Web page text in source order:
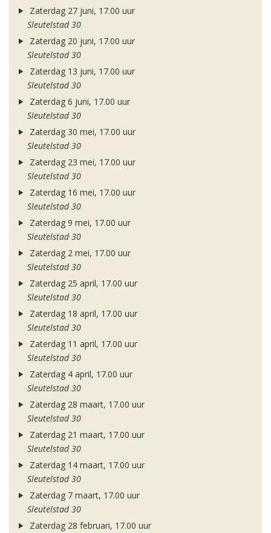
Zaterdag 27 juni, 17.00 uur
Sleutelstad 30
Zaterdag 20 juni, 17.00 uur
Sleutelstad 30
Zaterdag 13 juni, 17.00 uur
Sleutelstad 30
Zaterdag 6 juni, 17.00 uur
Sleutelstad 30
Zaterdag 30 mei, 17.00 uur
Sleutelstad 30
Zaterdag 23 mei, 17.00 uur
Sleutelstad 30
Zaterdag 16 mei, 17.00 uur
Sleutelstad 30
Zaterdag 9 mei, 17.00 uur
Sleutelstad 30
Zaterdag 2 mei, 17.00 uur
Sleutelstad 30
Zaterdag 25 april, 17.00 uur
Sleutelstad 30
Zaterdag 18 april, 17.00 uur
Sleutelstad 30
Zaterdag 11 april, 17.00 uur
Sleutelstad 30
Zaterdag 4 april, 17.00 uur
Sleutelstad 30
Zaterdag 28 maart, 17.00 uur
Sleutelstad 30
Zaterdag 21 maart, 17.00 uur
Sleutelstad 30
Zaterdag 14 maart, 17.00 uur
Sleutelstad 30
Zaterdag 7 maart, 17.00 uur
Sleutelstad 30
Zaterdag 28 februari, 17.00 uur